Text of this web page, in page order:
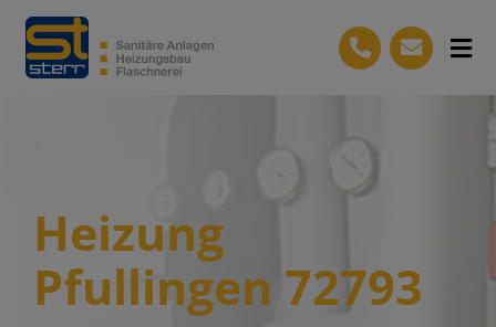
Skip
content
Kontakt
Aktuelles
Heizung
Pfullingen 72793